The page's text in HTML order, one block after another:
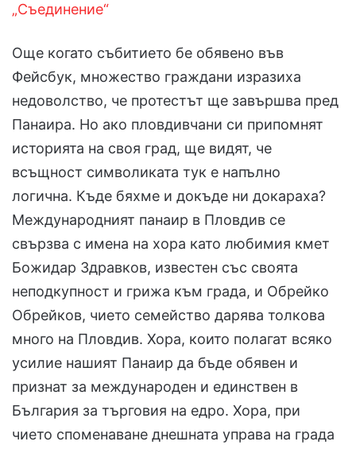
„Съединение“
Още когато събитието бе обявено във
Фейсбук, множество граждани изразиха
недоволство, че протестът ще завършва пред
Панаира. Но ако пловдивчани си припомнят
историята на своя град, ще видят, че
всъщност символиката тук е напълно
логична. Къде бяхме и докъде ни докараха?
Международният панаир в Пловдив се
свързва с имена на хора като любимия кмет
Божидар Здравков, известен със своята
неподкупност и грижа към града, и Обрейко
Обрейков, чието семейство дарява толкова
много на Пловдив. Хора, които полагат всяко
усилие нашият Панаир да бъде обявен и
признат за международен и единствен в
България за търговия на едро. Хора, при
чието споменаване днешната управа на града